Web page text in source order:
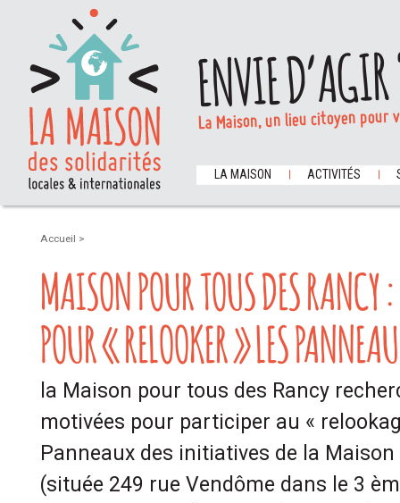
ENVIE
La Maison, un lieu citoyen
LA MAISON ACTIVITÉS
Accueil >
MAISON POUR TOUS DES
POUR « RELOOKER » LES
la Maison pour tous des Rancy
motivées pour participer au «
Panneaux des initiatives de la
(située 249 rue Vendôme dans le 3